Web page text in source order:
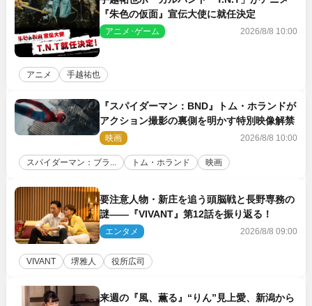
『朱色の仮面』宣伝大使に就任決定
アニメ･ゲーム 2026/8/8 10:00
アニメ 手越祐也
『スパイダーマン：BND』トム・ホランドが
アクション撮影の裏側を明かす特別映像解禁
映画 2026/8/8 10:00
スパイダーマン：ブラ... トム・ホランド 映画
要注意人物・新庄を追う頭脳戦と長野専務の
謎――『VIVANT』第12話を振り返る！
エンタメ 2026/8/8 09:00
VIVANT 堺雅人 役所広司
来週の『風、薫る』“りん”見上愛、新潟から